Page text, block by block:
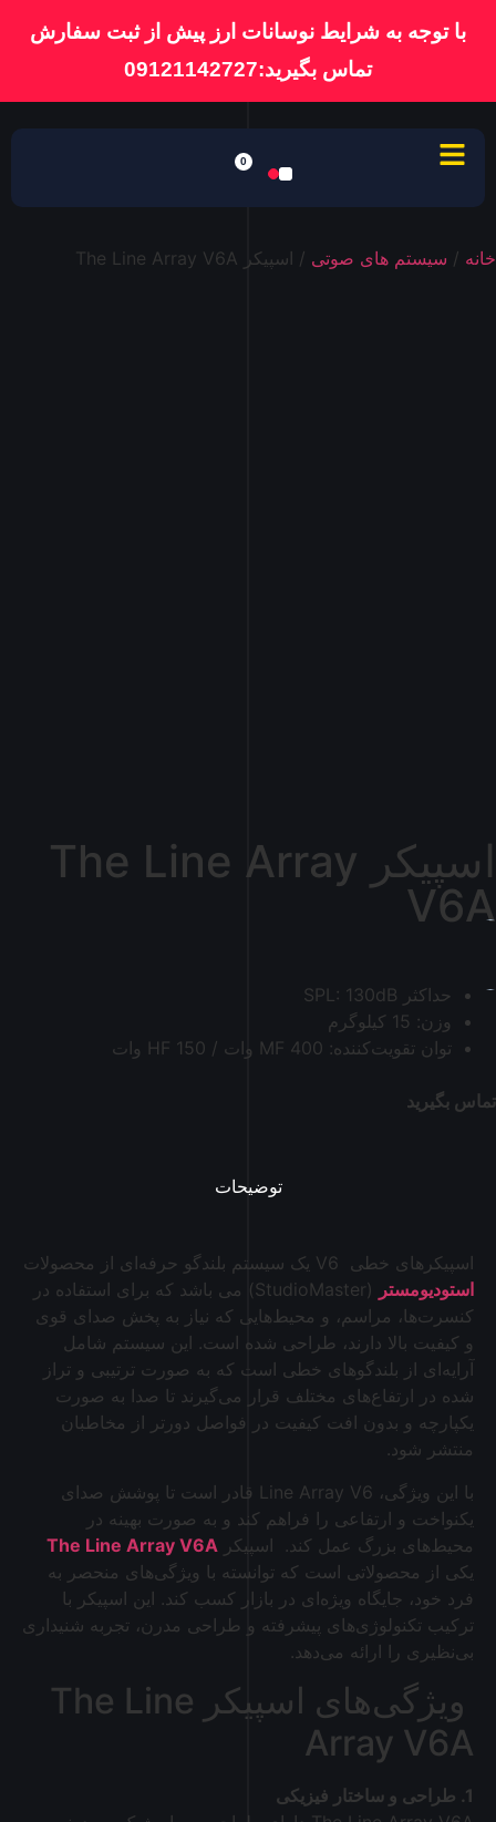
با توجه به شرایط نوسانات ارز پیش از ثبت سفارش
تماس بگیرید:09121142727
0
خانه / سیستم های صوتی / اسپیکر The Line Array V6A
اسپیکر The Line Array
V6A
حداکثر SPL: 130dB
وزن: 15 کیلوگرم
توان تقویت‌کننده: MF 400 وات / HF 150 وات
تماس بگیرید
توضیحات
اسپیکرهای خطی V6 یک سیستم بلندگو حرفه‌ای از محصولات
استودیومستر
(StudioMaster) می باشد که برای استفاده در
کنسرت‌ها، مراسم، و محیط‌هایی که نیاز به پخش صدای قوی
و کیفیت بالا دارند، طراحی شده است. این سیستم شامل
آرایه‌ای از بلندگوهای خطی است که به صورت ترتیبی و تراز
شده در ارتفاع‌های مختلف قرار می‌گیرند تا صدا به صورت
یکپارچه و بدون افت کیفیت در فواصل دورتر از مخاطبان
منتشر شود.
با این ویژگی، Line Array V6 قادر است تا پوشش صدای
یکنواخت و ارتفاعی را فراهم کند و به صورت بهینه در
محیط‌های بزرگ عمل کند. اسپیکر The Line Array V6A
یکی از محصولاتی است که توانسته با ویژگی‌های منحصر به
فرد خود، جایگاه ویژه‌ای در بازار کسب کند. این اسپیکر با
ترکیب تکنولوژی‌های پیشرفته و طراحی مدرن، تجربه شنیداری
بی‌نظیری را ارائه می‌دهد.
ویژگی‌های اسپیکر The Line
Array V6A
1. طراحی و ساختار فیزیکی